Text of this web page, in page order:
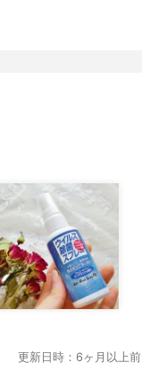
更新日時：6ヶ月以上前